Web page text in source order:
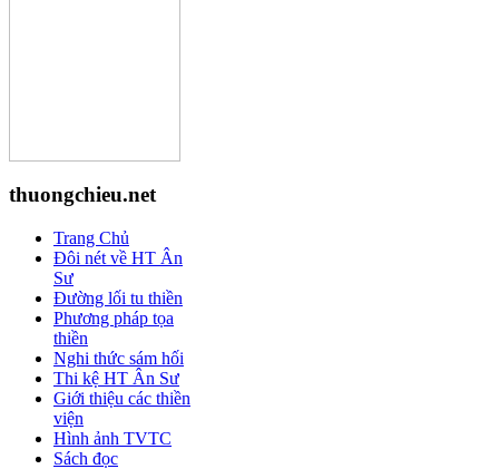
thuongchieu.net
Trang Chủ
Đôi nét về HT Ân
Sư
Đường lối tu thiền
Phương pháp tọa
thiền
Nghi thức sám hối
Thi kệ HT Ân Sư
Giới thiệu các thiền
viện
Hình ảnh TVTC
Sách đọc